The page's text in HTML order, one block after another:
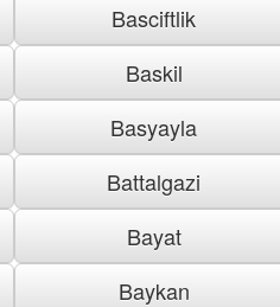
Basciftlik
Baskil
Basyayla
Battalgazi
Bayat
Baykan